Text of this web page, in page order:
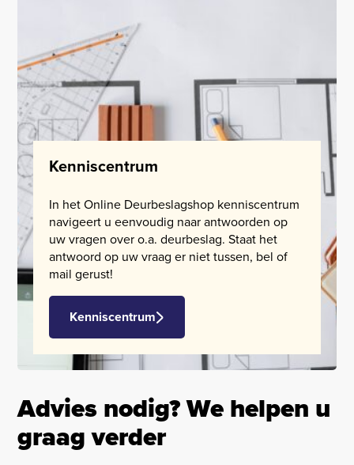
Kenniscentrum
In het Online Deurbeslagshop kenniscentrum
navigeert u eenvoudig naar antwoorden op
uw vragen over o.a. deurbeslag. Staat het
antwoord op uw vraag er niet tussen, bel of
mail gerust!
Kenniscentrum
Advies nodig? We helpen u
graag verder